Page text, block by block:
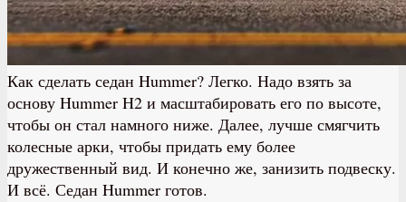
Как сделать седан Hummer? Легко. Надо взять за
основу Hummer H2 и масштабировать его по высоте,
чтобы он стал намного ниже. Далее, лучше смягчить
колесные арки, чтобы придать ему более
дружественный вид. И конечно же, занизить подвеску.
И всё. Седан Hummer готов.